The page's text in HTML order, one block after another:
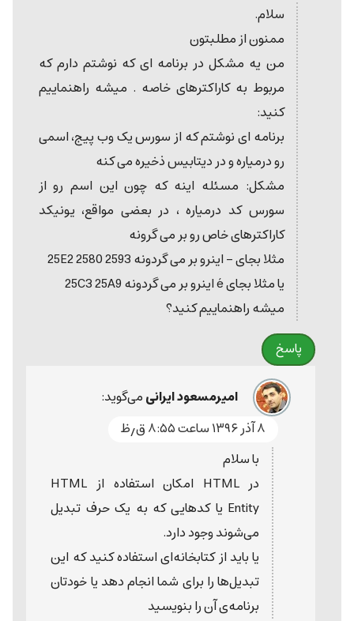
سلام.
ممنون از مطلبتون
من یه مشکل در برنامه ای که نوشتم دارم که
مربوط به کاراکترهای خاصه . میشه راهنماییم
کنید:
برنامه ای نوشتم که از سورس یک وب پیج، اسمی
رو درمیاره و در دیتابیس ذخیره می کنه
مشکل: مسئله اینه که چون این اسم رو از
سورس کد درمیاره ، در بعضی مواقع، یونیکد
کاراکترهای خاص رو بر می گرونه
مثلا بجای – اینرو بر می گردونه 25E2 2580 2593
یا مثلا بجای é اینرو بر می گردونه 25C3 25A9
میشه راهنماییم کنید؟
پاسخ
امیرمسعود ایرانیمی‌گوید:
۸ آذر ۱۳۹۶ ساعت ۸:۵۵ ق٫ظ
با سلام
در HTML امکان استفاده از HTML
Entity یا کدهایی که به یک حرف تبدیل
می‌شوند وجود دارد.
یا باید از کتابخانه‌ای استفاده کنید که این
تبدیل‌ها را برای شما انجام دهد یا خودتان
برنامه‌ی آن را بنویسید